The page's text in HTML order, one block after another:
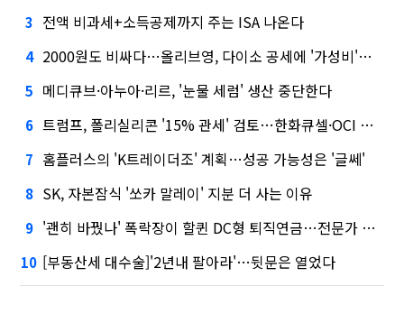
3 전액 비과세+소득공제까지 주는 ISA 나온다
4 2000원도 비싸다…올리브영, 다이소 공세에 '가성비'로 맞불
5 메디큐브·아누아·리르, '눈물 세럼' 생산 중단한다
6 트럼프, 폴리실리콘 '15% 관세' 검토…한화큐셀·OCI 영향은?
7 홈플러스의 'K트레이더조' 계획…성공 가능성은 '글쎄'
8 SK, 자본잠식 '쏘카 말레이' 지분 더 사는 이유
9 '괜히 바꿨나' 폭락장이 할퀸 DC형 퇴직연금…전문가 조언은
10 [부동산세 대수술]'2년내 팔아라'…뒷문은 열었다